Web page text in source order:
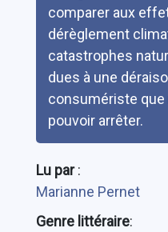
comparer aux
dérèglement
catastrophes
dues à une
consumériste que
pouvoir arrêter.
Lu par:
Marianne Pernet
Genre littéraire: